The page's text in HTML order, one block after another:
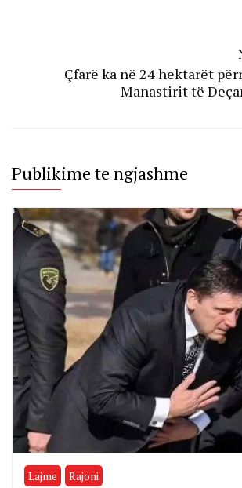
Çfarë ka në 24 hektarët
Manastirit të
Publikime te ngjashme
Lajme Rajoni